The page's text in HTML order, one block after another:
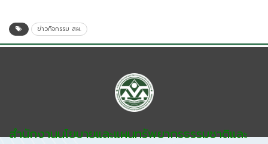
ข่าวกิจกรรม สผ.
สำนักงานนโยบายและแผนทรัพยากรธรรมชาติและ